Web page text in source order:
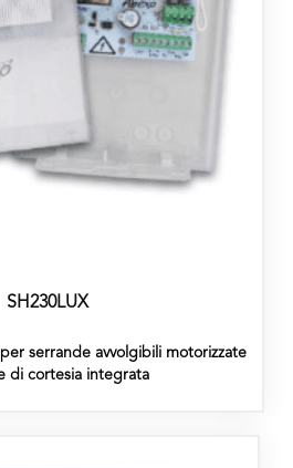
SH230LUX
serrande avvolgibili motorizzate
di cortesia integrata